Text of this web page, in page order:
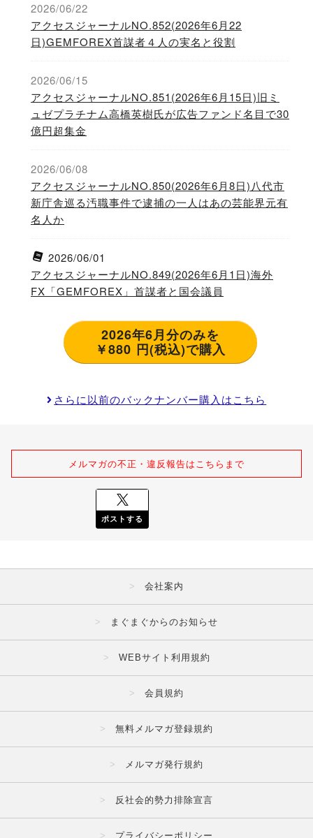
2026/06/22
アクセスジャーナルNO.852(2026年6月22
日)GEMFOREX首謀者４人の実名と役割
2026/06/15
アクセスジャーナルNO.851(2026年6月15日)旧ミ
ュゼプラチナム高橋英樹氏が広告ファンド名目で30
億円超集金
2026/06/08
アクセスジャーナルNO.850(2026年6月8日)八代市
新庁舎巡る汚職事件で逮捕の一人はあの芸能界元有
名人か
2026/06/01
アクセスジャーナルNO.849(2026年6月1日)海外
FX「GEMFOREX」首謀者と国会議員
2026年6月分のみを
￥880 円(税込)で購入
さらに以前のバックナンバー購入はこちら
メルマガの不正・違反報告はこちらまで
ポストする
会社案内
まぐまぐからのお知らせ
WEBサイト利用規約
会員規約
無料メルマガ登録規約
メルマガ発行規約
反社会的勢力排除宣言
プライバシーポリシー